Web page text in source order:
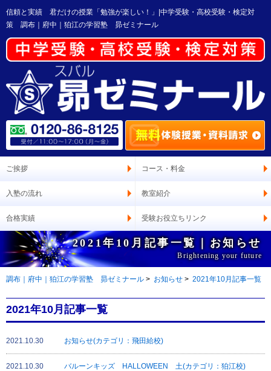
信頼と実績 君だけの授業「勉強が楽しい！」|中学受験・高校受験・検定対
策 調布｜府中｜狛江の学習塾 昴ゼミナール
ご挨拶 コース・料金
入塾の流れ 教室紹介
合格実績 受験お役立ちリンク
2021年10月記事一覧｜お知らせ
Brightening your future
調布｜府中｜狛江の学習塾 昴ゼミナール > お知らせ > 2021年10月記事一覧
2021年10月記事一覧
2021.10.30 お知らせ(カテゴリ：飛田給校)
2021.10.30 バルーンキッズ HALLOWEEN 土(カテゴリ：狛江校)